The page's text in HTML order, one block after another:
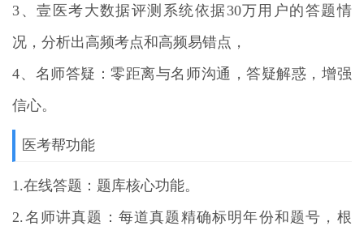
3、壹医考大数据评测系统依据30万用户的答题情
况，分析出高频考点和高频易错点，
4、名师答疑：零距离与名师沟通，答疑解惑，增强
信心。
医考帮功能
1.在线答题：题库核心功能。
2.名师讲真题：每道真题精确标明年份和题号，根